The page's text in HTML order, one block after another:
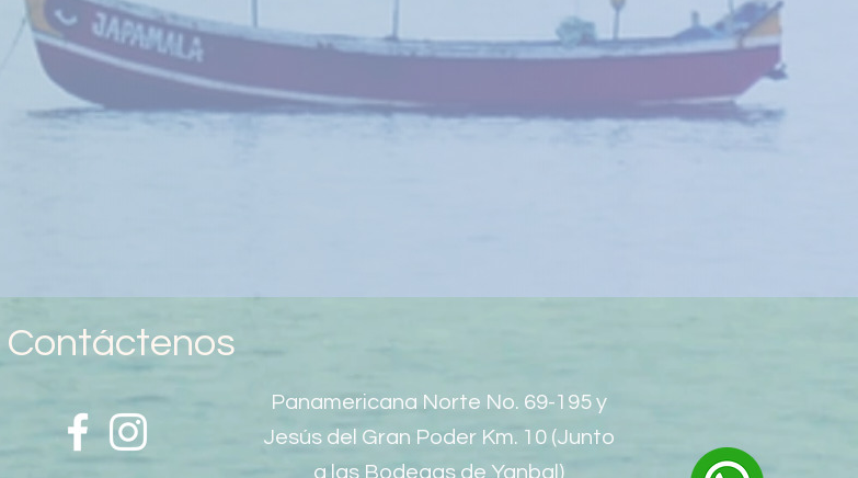
Contáctenos
Panamericana Norte No. 69-195 y
Jesús del Gran Poder Km. 10 (Junto
a las Bodegas de Yanbal)